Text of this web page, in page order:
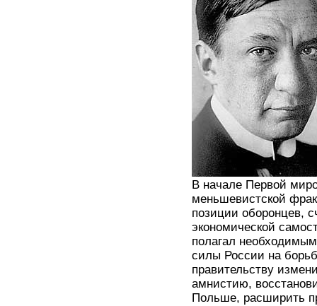
В начале Первой
меньшевистской
позиции оборонцев,
экономической
полагал
силы России на
правительству
амнистию,
Польше, расширить